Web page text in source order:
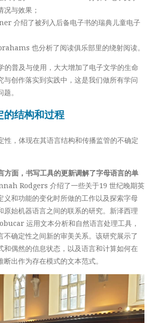
与效果；
介绍了被列入后备电子书的瑞典儿童电子
也分析了阅读俱乐部里的绕射阅读。
的普及与使用，大大增加了电子文学的生命
与创作落实到实践中，这是我们做所有学问
。
的结构和过程
性，体现在其语言结构和传播监管的不确定
方面，书写工具的更新调解了字母语言的单
Rodgers 介绍了一些关于19 世纪晚期英
义和功能的变化时所做的工作以及探索字母
原始机器语言之间的联系的研究。新泽西理
运用文本分析和自然语言处理工具，
不确定性之间新的审美关系。该研究展示了
和偶然的信息状态，以及语言和计算如何在
出作为存在模式的文本范式。